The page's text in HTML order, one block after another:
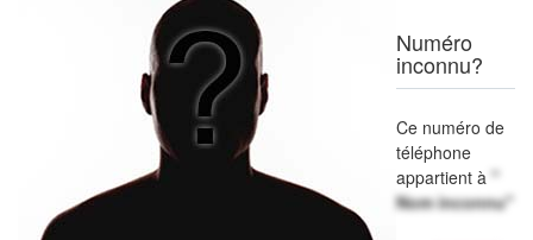
Numéro
inconnu?
Ce numéro de
téléphone
appartient à "
Nom inconnu"